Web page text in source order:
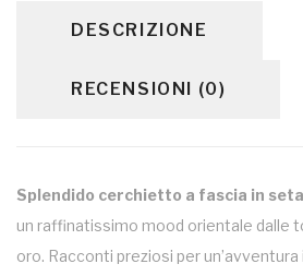
DESCRIZIONE
RECENSIONI (0)
Splendido cerchietto a fascia in
un raffinatissimo mood orientale dalle
oro. Racconti preziosi per